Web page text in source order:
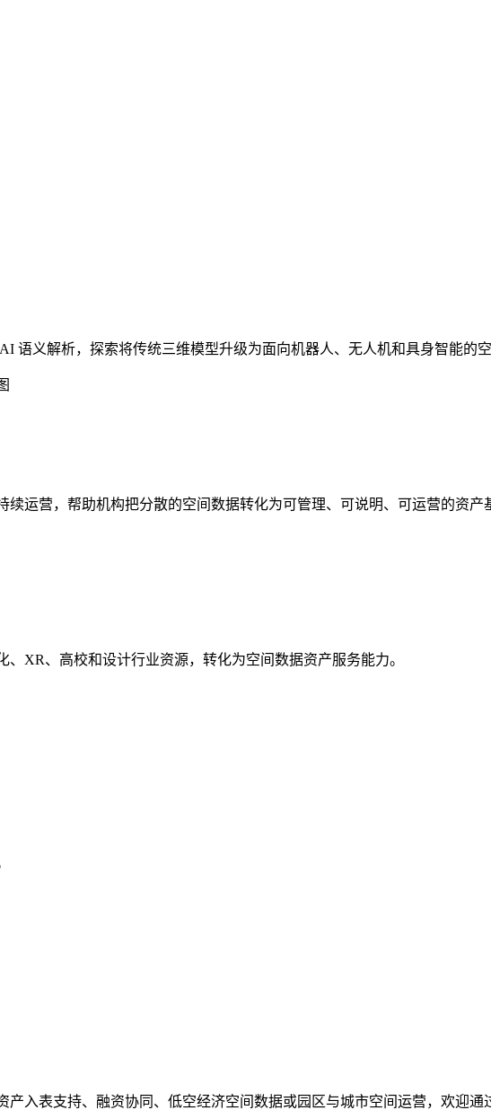
语义解析，探索将传统三维模型升级为面向机器人、无人机和具身智能的空
运营，帮助机构把分散的空间数据转化为可管理、可说明、可运营的资产
XR、高校和设计行业资源，转化为空间数据资产服务能力。
入表支持、融资协同、低空经济空间数据或园区与城市空间运营，欢迎通